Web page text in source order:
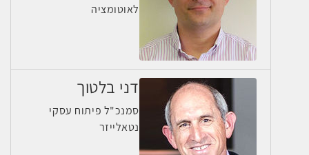
לאוטומציה
דני בלטוך
סמנכ"ל פיתוח עסקי
נטאלייזר